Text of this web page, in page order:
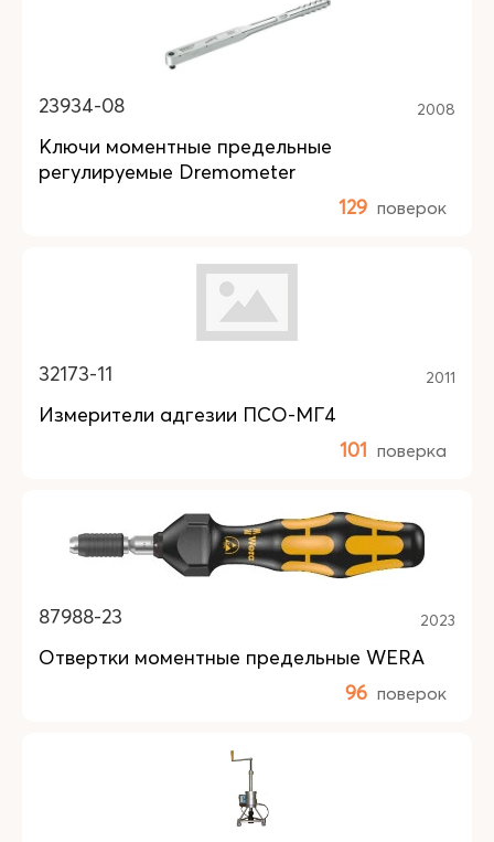
23934-08 2008
Ключи моментные предельные
регулируемые Dremometer
129 поверок
32173-11 2011
Измерители адгезии ПСО-МГ4
101 поверка
87988-23 2023
Отвертки моментные предельные WERA
96 поверок